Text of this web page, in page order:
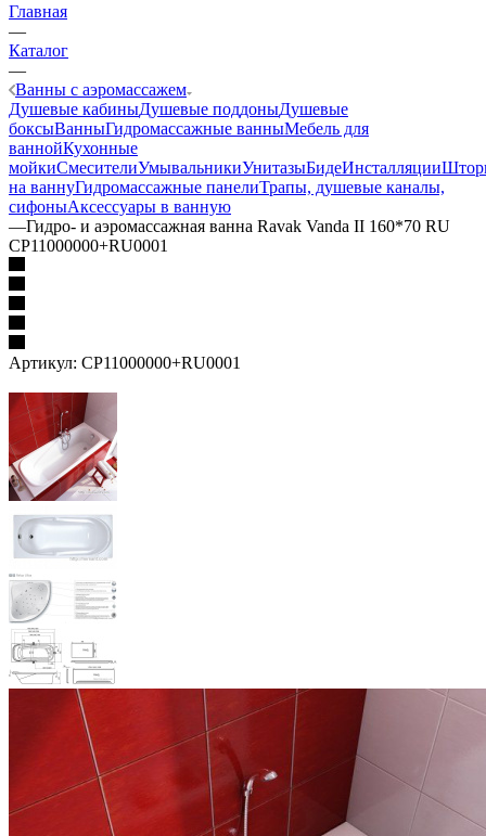
Главная
—
Каталог
—
Ванны с аэромассажем
Душевые кабиныДушевые поддоныДушевые
боксыВанныГидромассажные ванныМебель для
ваннойКухонные
мойкиСмесителиУмывальникиУнитазыБидеИнсталляции
на ваннуГидромассажные панелиТрапы, душевые каналы,
сифоныАксессуары в ванную
—Гидро- и аэромассажная ванна Ravak Vanda II 160*70 RU
CP11000000+RU0001
Артикул: CP11000000+RU0001